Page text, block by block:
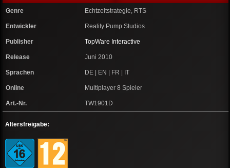
Genre Echtzeitstrategie, RTS
Entwickler Reality Pump Studios
Publisher TopWare Interactive
Release Juni 2010
Sprachen DE | EN | FR | IT
Online Multiplayer 8 Spieler
Art.-Nr. TW1901D
Altersfreigabe: